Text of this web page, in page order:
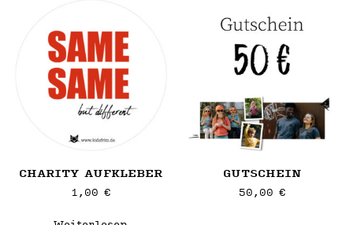
auf.
Die
Optionen
können
auf
der
gewählt
werden
Varianten
auf.
Die
können
auf
der
gewählt
werden
CHARITY AUFKLEBER
1,00 €
GUTSCHEIN
50,00 €